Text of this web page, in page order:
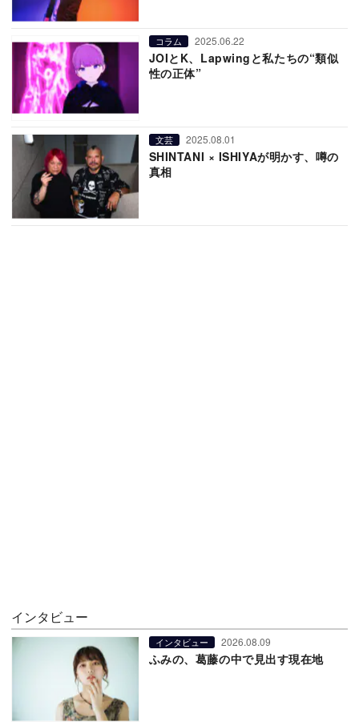
コラム 2025.06.22
JOIとK、Lapwingと私たちの“類似
性の正体”
文芸 2025.08.01
SHINTANI × ISHIYAが明かす、噂の
真相
インタビュー
インタビュー 2026.08.09
ふみの、葛藤の中で見出す現在地